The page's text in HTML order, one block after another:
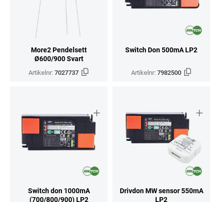
More2 Pendelsett
Ø600/900 Svart
Artikelnr:7027737
Switch Don 500mA LP2
Artikelnr:7982500
Switch don 1000mA
(700/800/900) LP2
Drivdon MW sensor 550mA
LP2